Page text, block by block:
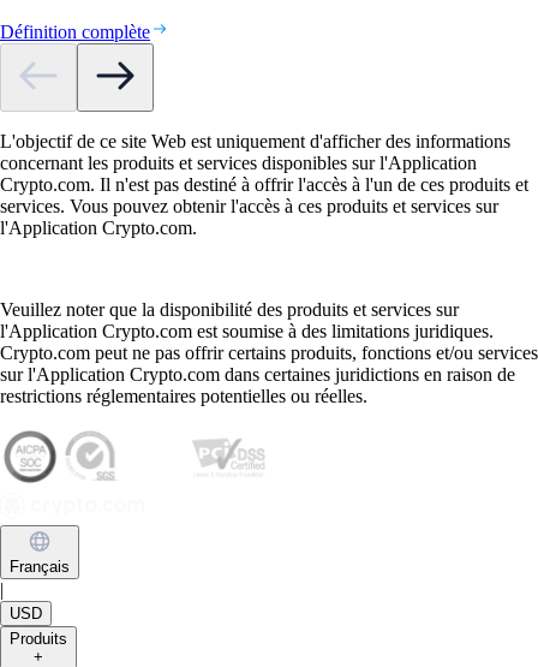
Définition complète
L'objectif de ce site Web est uniquement d'afficher des informations
concernant les produits et services disponibles sur l'Application
Crypto.com. Il n'est pas destiné à offrir l'accès à l'un de ces produits et
services. Vous pouvez obtenir l'accès à ces produits et services sur
l'Application Crypto.com.
Veuillez noter que la disponibilité des produits et services sur
l'Application Crypto.com est soumise à des limitations juridiques.
Crypto.com peut ne pas offrir certains produits, fonctions et/ou services
sur l'Application Crypto.com dans certaines juridictions en raison de
restrictions réglementaires potentielles ou réelles.
Français
|
USD
Produits
+